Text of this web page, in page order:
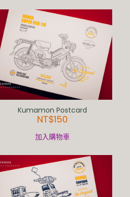
Kumamon Postcard
NT$150
加入購物車